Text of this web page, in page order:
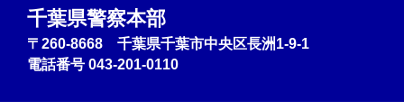
千葉県警察本部
〒260-8668 千葉県千葉市中央区長洲1-9-1
電話番号 043-201-0110